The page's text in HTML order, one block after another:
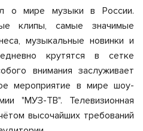
о мире музыки в России.
клипы, самые значимые
музыкальные новинки и
крутятся в сетке
внимания заслуживает
мероприятие в мире шоу-
"МУЗ-ТВ". Телевизионная
высочайших требований